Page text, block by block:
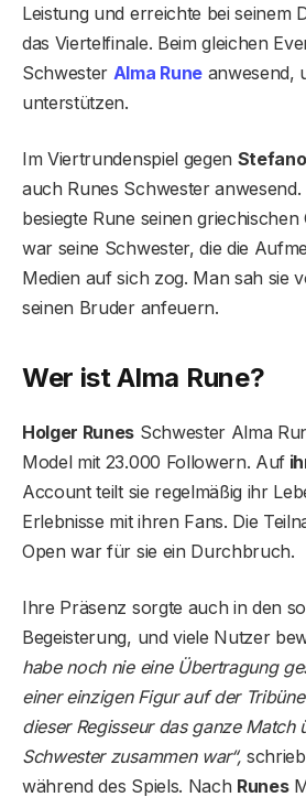
Leistung und erreichte bei seinem
das Viertelfinale. Beim gleichen
Schwester Alma Runeanwesend,
unterstützen.
Im Viertrundenspiel gegen
auch Runes Schwester anwesend.
besiegte Rune seinen
war seine Schwester, die die
Medien auf sich zog. Man sah sie
seinen Bruder anfeuern.
Wer ist Alma Rune?
Holger Runes Schwester Alma
Model mit 23.000 Followern. Auf
Account teilt sie regelmäßig ihr
Erlebnisse mit ihren Fans. Die
Open war für sie ein Durchbruch.
Ihre Präsenz sorgte auch in den
Begeisterung, und viele Nutzer
habe noch nie eine Übertragung
einer einzigen Figur auf der
dieser Regisseur das ganze Match
Schwester zusammen war“,
während des Spiels. Nach Runes